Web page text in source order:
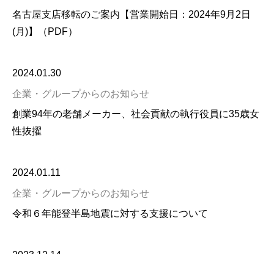
名古屋支店移転のご案内【営業開始日：2024年9月2日
(月)】（PDF）
2024.01.30
企業・グループからのお知らせ
創業94年の⽼舗メーカー、社会貢献の執⾏役員に35歳⼥
性抜擢
2024.01.11
企業・グループからのお知らせ
令和６年能登半島地震に対する⽀援について